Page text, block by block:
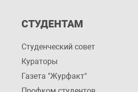
СТУДЕНТАМ
Студенческий совет
Кураторы
Газета "Журфакт"